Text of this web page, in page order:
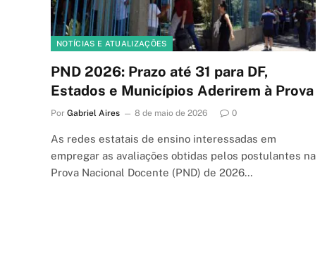
NOTÍCIAS E ATUALIZAÇÕES
PND 2026: Prazo até 31 para DF,
Estados e Municípios Aderirem à Prova
Por Gabriel Aires 8 de maio de 2026 0
As redes estatais de ensino interessadas em
empregar as avaliações obtidas pelos postulantes na
Prova Nacional Docente (PND) de 2026…